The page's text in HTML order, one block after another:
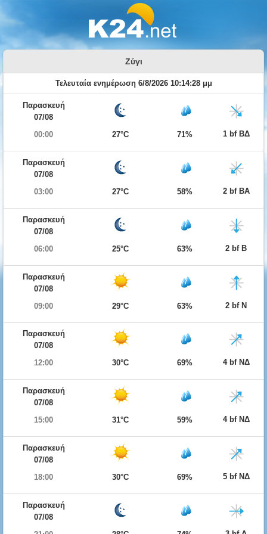
Ζύγι
Τελευταία ενημέρωση 6/8/2026 10:14:28 μμ
Παρασκευή
07/08
00:00
27°C 71% 1 bf ΒΔ
Παρασκευή
07/08
03:00
27°C 58% 2 bf ΒΑ
Παρασκευή
07/08
06:00
25°C 63% 2 bf Β
Παρασκευή
07/08
09:00
29°C 63% 2 bf Ν
Παρασκευή
07/08
12:00
30°C 69% 4 bf ΝΔ
Παρασκευή
07/08
15:00
31°C 59% 4 bf ΝΔ
Παρασκευή
07/08
18:00
30°C 69% 5 bf ΝΔ
Παρασκευή
07/08